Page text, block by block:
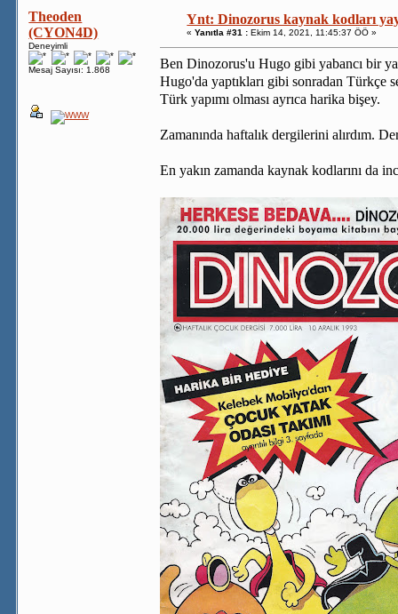
Theoden
(CYON4D)
Deneyimli
Mesaj Sayısı: 1.868
Ynt: Dinozorus kaynak kodları
«Yanıtla #31 : Ekim 14, 2021, 11:45:37 ÖÖ »
Ben Dinozorus'u Hugo gibi yabancı bir
Hugo'da yaptıkları gibi sonradan Türkçe
Türk yapımı olması ayrıca harika bişey.
Zamanında haftalık dergilerini alırdım.
En yakın zamanda kaynak kodlarını da